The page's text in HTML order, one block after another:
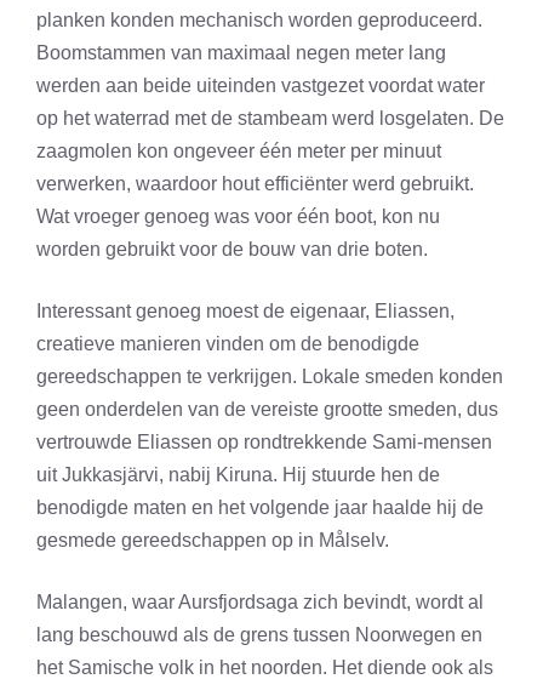
planken konden mechanisch worden geproduceerd.
Boomstammen van maximaal negen meter lang
werden aan beide uiteinden vastgezet voordat water
op het waterrad met de stambeam werd losgelaten. De
zaagmolen kon ongeveer één meter per minuut
verwerken, waardoor hout efficiënter werd gebruikt.
Wat vroeger genoeg was voor één boot, kon nu
worden gebruikt voor de bouw van drie boten.
Interessant genoeg moest de eigenaar, Eliassen,
creatieve manieren vinden om de benodigde
gereedschappen te verkrijgen. Lokale smeden konden
geen onderdelen van de vereiste grootte smeden, dus
vertrouwde Eliassen op rondtrekkende Sami-mensen
uit Jukkasjärvi, nabij Kiruna. Hij stuurde hen de
benodigde maten en het volgende jaar haalde hij de
gesmede gereedschappen op in Målselv.
Malangen, waar Aursfjordsaga zich bevindt, wordt al
lang beschouwd als de grens tussen Noorwegen en
het Samische volk in het noorden. Het diende ook als